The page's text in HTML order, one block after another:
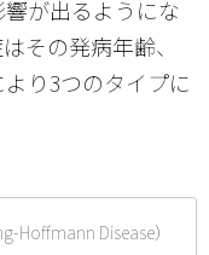
が出るようにな
その発病年齢、
り3つのタイプに
Disease）